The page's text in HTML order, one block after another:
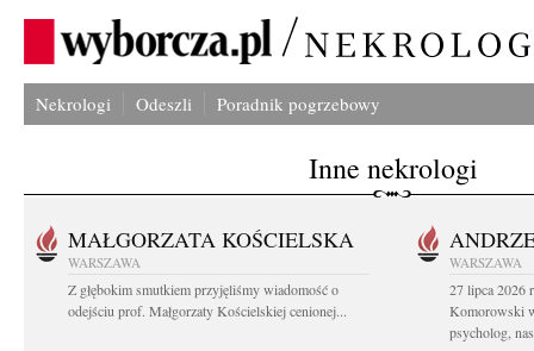
Nekrologi Odeszli Poradnik pogrzebowy
Inne nekrologi
MAŁGORZATA KOŚCIELSKA
WARSZAWA
Z głębokim smutkiem przyjęliśmy wiadomość o
odejściu prof. Małgorzaty Kościelskiej cenionej...
WARSZAWA
27 lipca 2026
Komorowski
psycholog,